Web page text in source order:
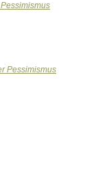
Pessimismus
Pessimismus